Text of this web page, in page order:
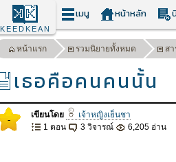
KEEDKEAN
เมนู หน้าหลัก
หน้าแรก รวมนิยายทั้งหมด ส
เธอคือคนคนนั้น
- เขียนโดย เจ้าหญิงเย็นชา
1 ตอน
3 วิจารณ์ 6,205 อ่าน